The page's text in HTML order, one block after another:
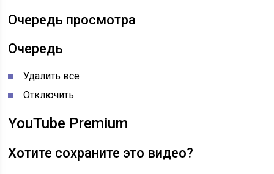
Очередь просмотра
Очередь
Удалить все
Отключить
YouTube Premium
Хотите сохраните это видео?